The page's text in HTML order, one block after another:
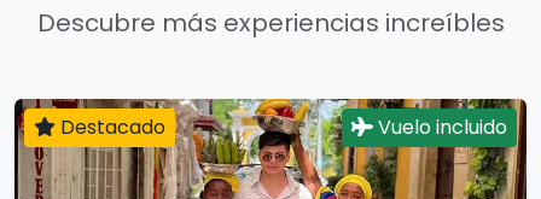
Descubre más experiencias increíbles
Destacado Vuelo incluido